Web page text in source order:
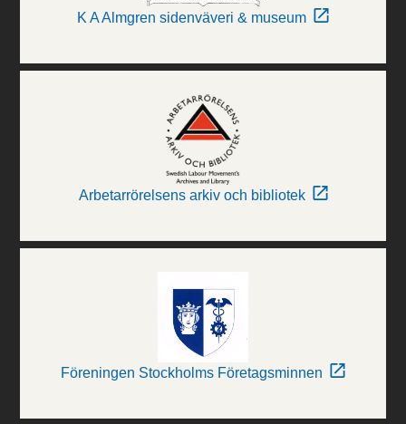
K A Almgren sidenväveri & museum
Arbetarrörelsens arkiv och bibliotek
Föreningen Stockholms Företagsminnen